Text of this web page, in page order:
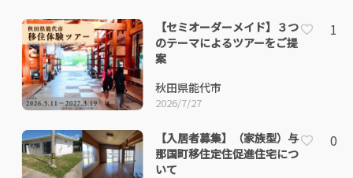
【セミオーダーメイド】３つ
のテーマによるツアーをご提
案
秋田県能代市
2026/7/27
1
【入居者募集】（家族型）与
那国町移住定住促進住宅につ
いて
0